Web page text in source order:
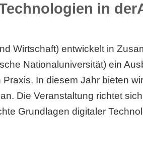
in
Wirtschaft) entwickelt in
Nationaluniversität) ein
In diesem Jahr bieten
Die Veranstaltung richtet
Grundlagen digitaler